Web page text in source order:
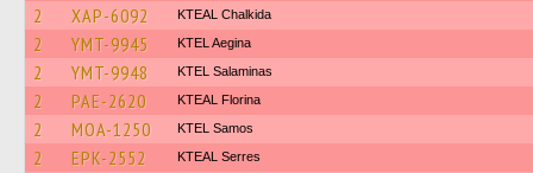
2 XAP-6092 KTEAL Chalkida
2 YMT-9945 KTEL Aegina
2 YMT-9948 KTEL Salaminas
2 PAE-2620 KTEAL Florina
2 MOA-1250 KTEL Samos
2 EPK-2552 KTEAL Serres